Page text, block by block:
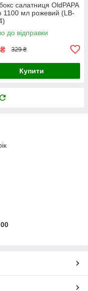
салатниця OldPAPA
1100 мл рожевий (LB-
до відправки
₴ 329 ₴
Купити